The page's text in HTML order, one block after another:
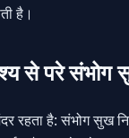
है।
से परे संभोग
है: संभोग सुख